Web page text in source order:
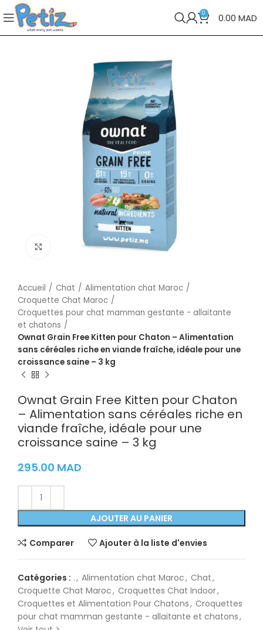
0 0.00 MAD
Cliquez pour agrandir
Accueil Chat
Alimentation chat Maroc
Croquette Chat Maroc
Croquettes pour chat mamman gestante - allaitante
et chatons
Ownat Grain Free Kitten pour Chaton – Alimentation
sans céréales riche en viande fraîche, idéale pour une
croissance saine – 3 kg
Ownat Grain Free Kitten pour Chaton
– Alimentation sans céréales riche en
viande fraîche, idéale pour une
croissance saine – 3 kg
295.00 MAD
AJOUTER AU PANIER
Comparer Ajouter à la liste d'envies
Catégories : ., Alimentation chat Maroc, Chat,
Croquette Chat Maroc, Croquettes Chat Indoor,
Croquettes et Alimentation Pour Chatons, Croquettes
pour chat mamman gestante - allaitante et chatons,